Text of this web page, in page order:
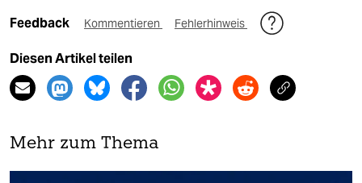
Feedback Kommentieren Fehlerhinweis
Diesen Artikel teilen
Mehr zum Thema